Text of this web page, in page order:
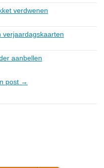
verdwenen
verjaardagskaarten
aanbellen
post →